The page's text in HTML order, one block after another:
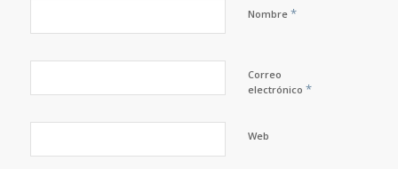
Nombre *
Correo
electrónico *
Web